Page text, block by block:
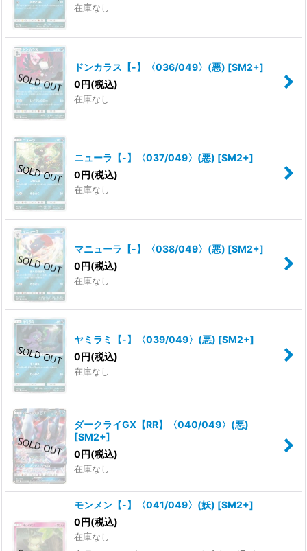
在庫なし
ドンカラス【-】〈036/049〉(悪) [SM2+]
0円(税込)
在庫なし
ニューラ【-】〈037/049〉(悪) [SM2+]
0円(税込)
在庫なし
マニューラ【-】〈038/049〉(悪) [SM2+]
0円(税込)
在庫なし
ヤミラミ【-】〈039/049〉(悪) [SM2+]
0円(税込)
在庫なし
ダークライGX【RR】〈040/049〉(悪)
[SM2+]
0円(税込)
在庫なし
モンメン【-】〈041/049〉(妖) [SM2+]
0円(税込)
在庫なし